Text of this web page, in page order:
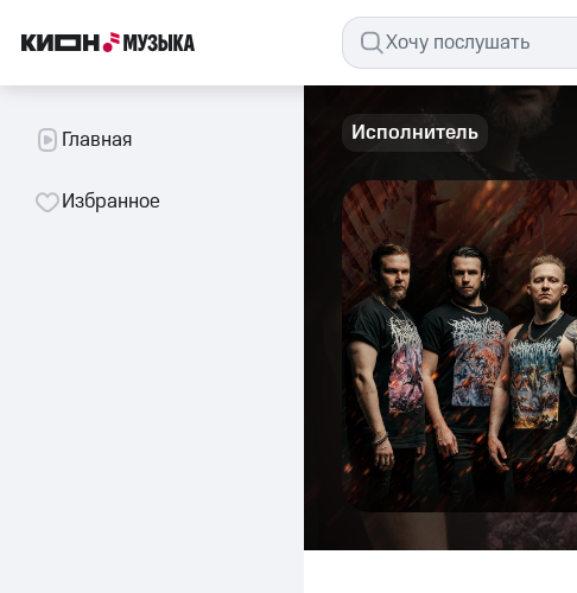
Главная
Избранное
Исполнитель